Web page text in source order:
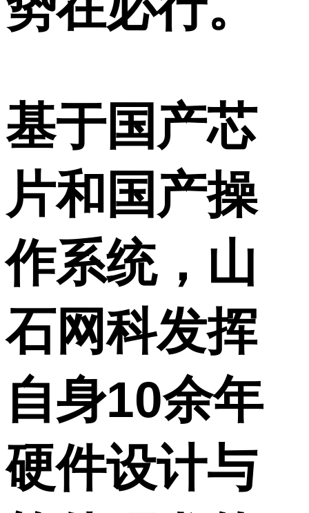
基于国产芯
片和国产操
作系统，山
石网科发挥
自身10余年
硬件设计与